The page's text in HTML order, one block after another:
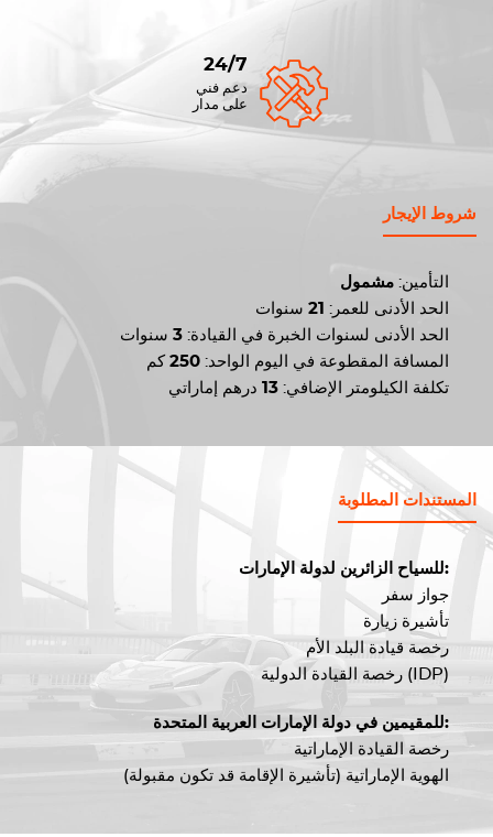
24/7
دعم فني
على مدار
شروط الإيجار
التأمين: مشمول
الحد الأدنى للعمر: 21 سنوات
الحد الأدنى لسنوات الخبرة في القيادة: 3 سنوات
المسافة المقطوعة في اليوم الواحد: 250 كم
تكلفة الكيلومتر الإضافي: 13 درهم إماراتي
المستندات المطلوبة
للسياح الزائرين لدولة الإمارات:
جواز سفر
تأشيرة زيارة
رخصة قيادة البلد الأم
رخصة القيادة الدولية (IDP)
للمقيمين في دولة الإمارات العربية المتحدة:
رخصة القيادة الإماراتية
الهوية الإماراتية (تأشيرة الإقامة قد تكون مقبولة)